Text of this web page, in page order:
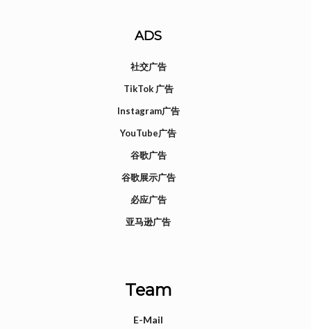
ADS
社交广告
TikTok 广告
Instagram广告
YouTube广告
谷歌广告
谷歌展示广告
必应广告
亚马逊广告
Team
E-Mail